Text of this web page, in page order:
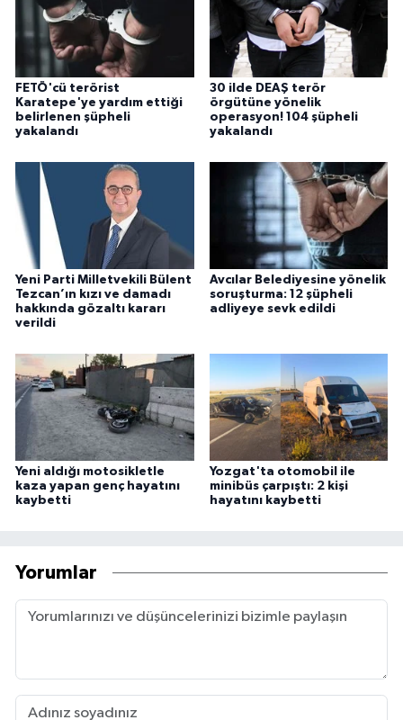
FETÖ'cü terörist
Karatepe'ye yardım ettiği
belirlenen şüpheli
yakalandı
30 ilde DEAŞ terör
örgütüne yönelik
operasyon! 104 şüpheli
yakalandı
Yeni Parti Milletvekili Bülent
Tezcan’ın kızı ve damadı
hakkında gözaltı kararı
verildi
Avcılar Belediyesine yönelik
soruşturma: 12 şüpheli
adliyeye sevk edildi
Yeni aldığı motosikletle
kaza yapan genç hayatını
kaybetti
Yozgat'ta otomobil ile
minibüs çarpıştı: 2 kişi
hayatını kaybetti
Yorumlar